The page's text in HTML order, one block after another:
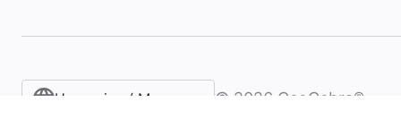
Hungarian / Magyar‎ © 2026 GeoGebra®